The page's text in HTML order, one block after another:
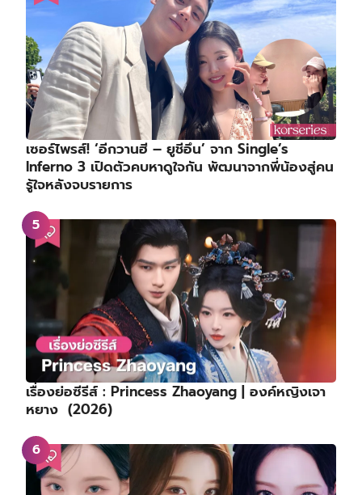
เซอร์ไพรส์! ‘อีกวานฮี – ยูชีอึน’ จาก Single’s
Inferno 3 เปิดตัวคบหาดูใจกัน พัฒนาจากพี่น้องสู่คน
รู้ใจหลังจบรายการ
เรื่องย่อซีรีส์ : Princess Zhaoyang | องค์หญิงเจา
หยาง (2026)